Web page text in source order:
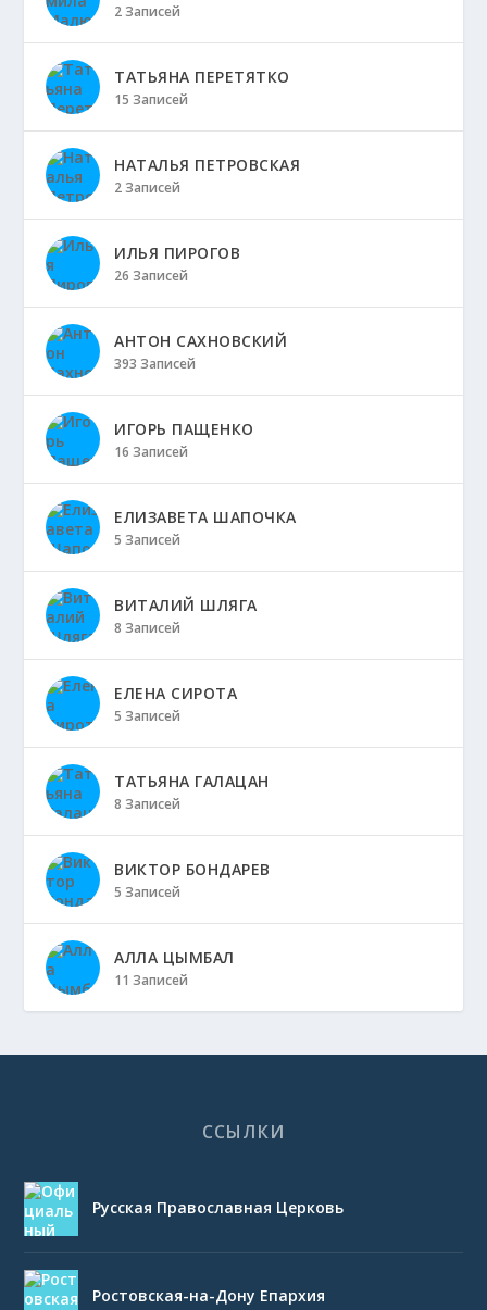
2 Записей
ТАТЬЯНА ПЕРЕТЯТКО
15 Записей
НАТАЛЬЯ ПЕТРОВСКАЯ
2 Записей
ИЛЬЯ ПИРОГОВ
26 Записей
АНТОН САХНОВСКИЙ
393 Записей
ИГОРЬ ПАЩЕНКО
16 Записей
ЕЛИЗАВЕТА ШАПОЧКА
5 Записей
ВИТАЛИЙ ШЛЯГА
8 Записей
ЕЛЕНА СИРОТА
5 Записей
ТАТЬЯНА ГАЛАЦАН
8 Записей
ВИКТОР БОНДАРЕВ
5 Записей
АЛЛА ЦЫМБАЛ
11 Записей
ССЫЛКИ
Русская Православная Церковь
Ростовская-на-Дону Епархия